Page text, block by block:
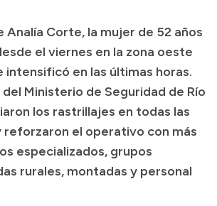
a proveedores
Analía Corte, la mujer de 52 años
el viernes en la zona oeste
intensificó en las últimas horas.
Ministerio de Seguridad de Río
los rastrillajes en todas las
reforzaron el operativo con más
especializados, grupos
rurales, montadas y personal